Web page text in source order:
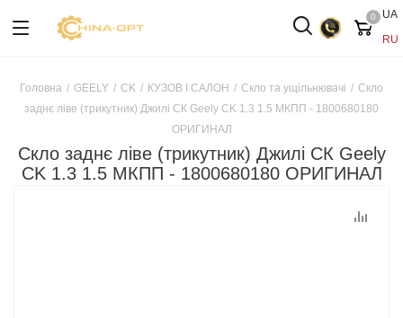
UA
RU
0
Головна / GEELY / CK / КУЗОВ І САЛОН / Скло та ущільнювачі / Скло
заднє ліве (трикутник) Джилі СК Geely CK 1.3 1.5 МКПП - 1800680180
ОРИГИНАЛ
Скло заднє ліве (трикутник) Джилі СК Geely
CK 1.3 1.5 МКПП - 1800680180 ОРИГИНАЛ